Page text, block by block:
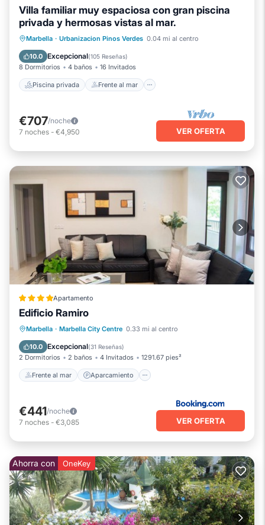
Villa familiar muy espaciosa con gran piscina
privada y hermosas vistas al mar.
Marbella · Urbanizacion Pinos Verdes 0.04 mi al centro
10.0 Excepcional(105 Reseñas)
8 Dormitorios 4 baños 16 Invitados
Piscina privada Frente al mar
Piscina privada
Frente al mar
Aparcamiento
Piscina
€707/noche
7 noches - €4,950 VER OFERTA
Apartamento
Edificio Ramiro
Marbella · Marbella City Centre 0.33 mi al centro
10.0 Excepcional(31 Reseñas)
2 Dormitorios 2 baños 4 Invitados 1291.67 pies²
Frente al mar Aparcamiento
Frente al mar
Aparcamiento
Vista al mar
Balcón/Terraza
€441/noche
7 noches - €3,085 VER OFERTA
Ahorra con OneKey